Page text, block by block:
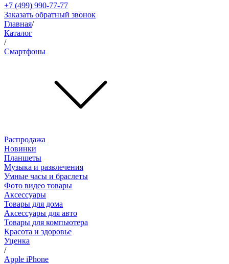
+7 (499) 990-77-77
Заказать обратный звонок
Главная/
Каталог
/
Смартфоны
Распродажа
Новинки
Планшеты
Музыка и развлечения
Умные часы и браслеты
Фото видео товары
Аксессуары
Товары для дома
Аксессуары для авто
Товары для компьютера
Красота и здоровье
Уценка
/
Apple iPhone